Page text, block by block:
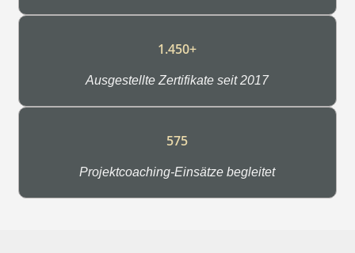
1.450+
Ausgestellte Zertifikate seit 2017
575
Projektcoaching-Einsätze begleitet